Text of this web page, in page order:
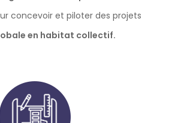
concevoir et piloter des projets
en habitat collectif.